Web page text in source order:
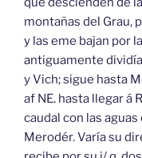
montañas del Grau,
y las eme bajan por
antiguamente
y Vich; sigue hasta
af NE. hasta llegar á
caudal con las aguas
Merodér. Varía su